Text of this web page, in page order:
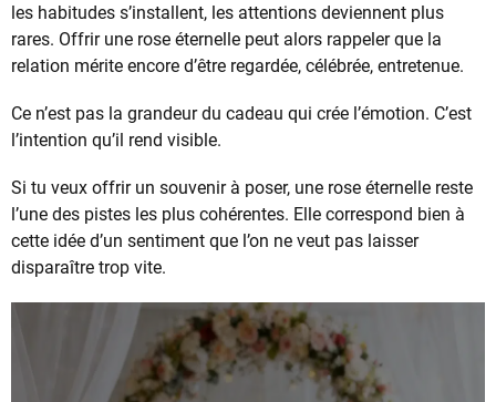
les habitudes s’installent, les attentions deviennent plus
rares. Offrir une rose éternelle peut alors rappeler que la
relation mérite encore d’être regardée, célébrée, entretenue.
Ce n’est pas la grandeur du cadeau qui crée l’émotion. C’est
l’intention qu’il rend visible.
Si tu veux offrir un souvenir à poser, une rose éternelle reste
l’une des pistes les plus cohérentes. Elle correspond bien à
cette idée d’un sentiment que l’on ne veut pas laisser
disparaître trop vite.